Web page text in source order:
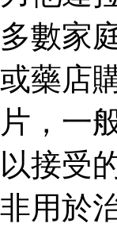
多數家
或藥店
片，一
以接受
非用於